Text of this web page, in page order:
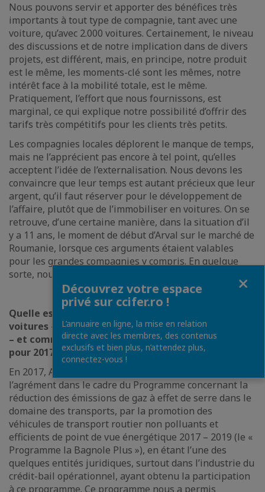
Nous pouvons servir et apporter des bénéfices très
importants à tout type de compagnie, tant avec une
voiture, qu’avec 2.000 voitures. Certainement, le niveau
des discussions et de notre implication dans de divers
projets, est différent, mais, en principe, notre produit
est le même, les moments-clé sont les mêmes, notre
intérêt face à la mobilité totale, est le même.
Pratiquement, l’effort que nous fournissons, est
marginal, ce qui explique notre possibilité d’offrir des
tarifs très compétitifs pour les clients très petits.
Les compagnies locales déplorent le manque de temps,
mais ne l’apprécient pas encore à tel point, qu’elles
acceptent l’idée de l’externalisation. Nous devons les
convaincre que leur temps est autant précieux que leur
argent, qu’il faut réserver pour le développement de
l’affaire, plutôt que de l’immobiliser en voitures. On se
retrouve, d’une certaine manière, dans la situation d’il
y a 11 ans, le moment de début d’Arval sur le marché de
Roumanie, lorsque ces arguments étaient valables
pour les grandes compagnies y compris. En quelque
sorte, nous revivons le même cycle.
Quelle est l’orientation de la compagnie envers les
voitures « propres » - électriques et même hybrides
– et comment on transpose celle-ci dans l’affaire
pour 2017 ?
En 2017, Arval Roumanie a sollicité et obtenu
l’agrément dans le cadre du Programme concernant la
réduction des émissions de gaz à effet de serre dans le
domaine des transports, par la promotion des
véhicules de transport routier non polluants et
efficients de point de vue énergétique 2017 – 2019 (le «
Programme la Bagnole Plus »), en étant l’une des
quelques entités juridiques, surtout dans l’industrie du
crédit-bail opérationnel, ayant obtenu la participation
à ce programme. Ce programme nous a permis
Découvrez votre espace
privé sur ccifer.ro !
L’annuaire en ligne, la mise en relation
directe avec les membres, des contenus
exclusifs et bien plus, n’attendez plus,
connectez-vous !